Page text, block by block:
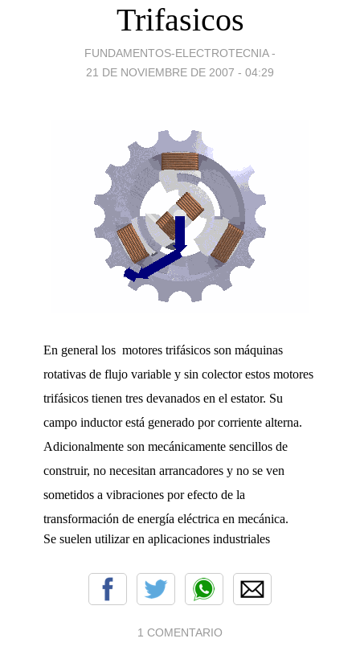
Trifasicos
FUNDAMENTOS-ELECTROTECNIA -
21 DE NOVIEMBRE DE 2007 - 04:29
En general los motores trifásicos son máquinas
rotativas de flujo variable y sin colector estos motores
trifásicos tienen tres devanados en el estator. Su
campo inductor está generado por corriente alterna.
Adicionalmente son mecánicamente sencillos de
construir, no necesitan arrancadores y no se ven
sometidos a vibraciones por efecto de la
transformación de energía eléctrica en mecánica.
Se suelen utilizar en aplicaciones industriales
1 COMENTARIO